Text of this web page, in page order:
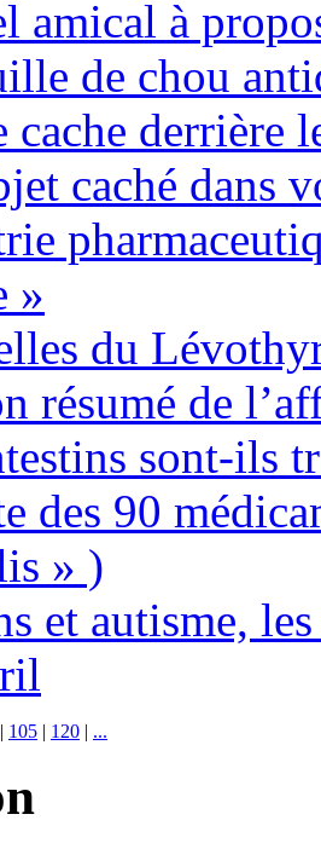
amical à
de chou
cache derrière
caché dans
»
du
résumé de
sont-ils
des 90
» )
et autisme,
| 105 | 120 | ...